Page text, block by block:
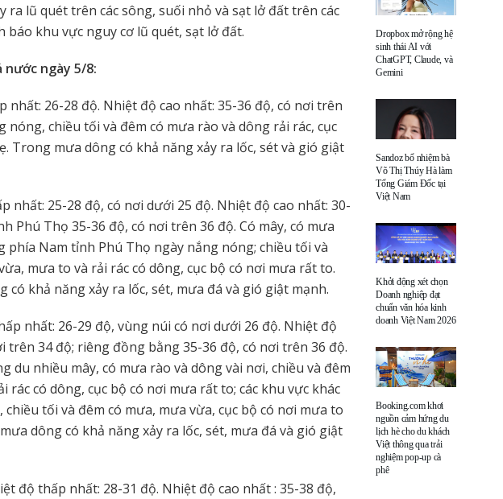
ra lũ quét trên các sông, suối nhỏ và sạt lở đất trên các
báo khu vực nguy cơ lũ quét, sạt lở đất.
nước ngày 5/8:
nhất: 26-28 độ. Nhiệt độ cao nhất: 35-36 độ, có nơi trên
nóng, chiều tối và đêm có mưa rào và dông rải rác, cục
Trong mưa dông có khả năng xảy ra lốc, sét và gió giật
nhất: 25-28 độ, có nơi dưới 25 độ. Nhiệt độ cao nhất: 30-
Phú Thọ 35-36 độ, có nơi trên 36 độ. Có mây, có mưa
phía Nam tỉnh Phú Thọ ngày nắng nóng; chiều tối và
mưa to và rải rác có dông, cục bộ có nơi mưa rất to.
có khả năng xảy ra lốc, sét, mưa đá và gió giật mạnh.
nhất: 26-29 độ, vùng núi có nơi dưới 26 độ. Nhiệt độ
trên 34 độ; riêng đồng bằng 35-36 độ, có nơi trên 36 độ.
du nhiều mây, có mưa rào và dông vài nơi, chiều và đêm
rác có dông, cục bộ có nơi mưa rất to; các khu vực khác
tối và đêm có mưa, mưa vừa, cục bộ có nơi mưa to
dông có khả năng xảy ra lốc, sét, mưa đá và gió giật
độ thấp nhất: 28-31 độ. Nhiệt độ cao nhất : 35-38 độ,
Dropbox mở rộng hệ
sinh thái AI với
ChatGPT, Claude, và
Gemini
Sandoz bổ nhiệm bà
Võ Thị Thúy Hà làm
Tổng Giám Đốc tại
Việt Nam
Khởi động xét chọn
Doanh nghiệp đạt
chuẩn văn hóa kinh
doanh Việt Nam 2026
Booking.com khơi
nguồn cảm hứng du
lịch hè cho du khách
Việt thông qua trải
nghiệm pop-up cà
phê